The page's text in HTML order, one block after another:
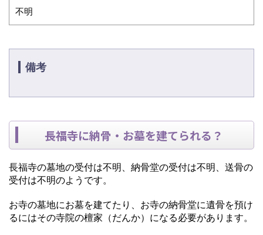
不明
備考
長福寺に納骨・お墓を建てられる？
長福寺の墓地の受付は不明、納骨堂の受付は不明、送骨の
受付は不明のようです。
お寺の墓地にお墓を建てたり、お寺の納骨堂に遺骨を預け
るにはその寺院の檀家（だんか）になる必要があります。